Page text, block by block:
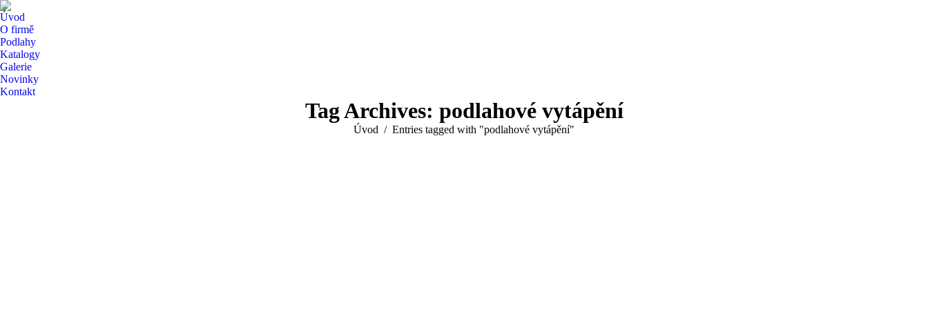
Úvod
O firmě
Podlahy
Katalogy
Galerie
Novinky
Kontakt
Tag Archives: podlahové vytápění
You are here:
Úvod Entries tagged with "podlahové vytápění"